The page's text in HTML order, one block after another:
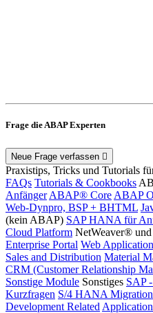
Frage die ABAP Experten
Neue Frage verfassen
Praxistips, Tricks und Tutorials
FAQs Tutorials & Cookbooks
Anfänger ABAP® Core ABAP
Web-Dynpro, BSP + BHTML
(kein ABAP) SAP HANA für
Cloud Platform NetWeaver® und
Enterprise Portal Web
Sales and Distribution Material
CRM (Customer Relationship
Sonstige Module Sonstiges SAP
Kurzfragen S/4 HANA Migration
Development Related